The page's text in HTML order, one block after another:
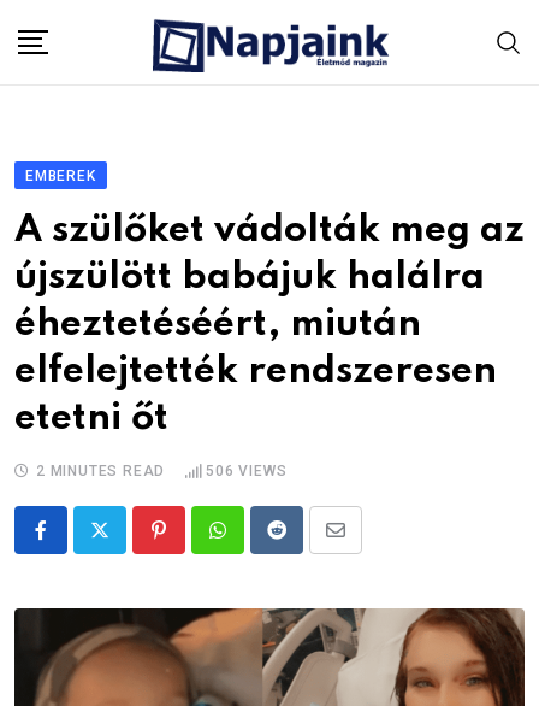
EMBEREK
A szülőket vádolták meg az
újszülött babájuk halálra
éheztetéséért, miután
elfelejtették rendszeresen
etetni őt
2 MINUTES READ 506 VIEWS
PinterestWhatsappRedditShare
Email